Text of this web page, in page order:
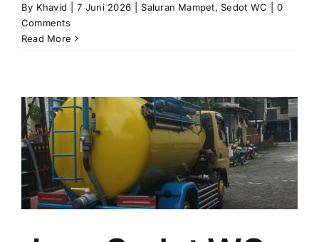
By Khavid 7 Juni 2026 Saluran Mampet,Sedot WC
0
Comments
Read More